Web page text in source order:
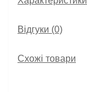
Відгуки (0)
Схожі товари